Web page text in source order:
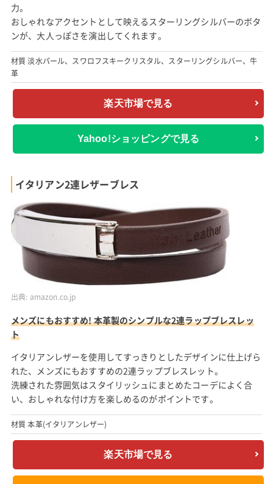
力。
おしゃれなアクセントとして映えるスターリングシルバーのボタ
ンが、大人っぽさを演出してくれます。
材質 淡水パール、スワロフスキークリスタル、スターリングシルバー、牛
革
楽天市場で見る
Yahoo!ショッピングで見る
イタリアン2連レザーブレス
出典: amazon.co.jp
メンズにもおすすめ! 本革製のシンプルな2連ラップブレスレッ
ト
イタリアンレザーを使用してすっきりとしたデザインに仕上げら
れた、メンズにもおすすめの2連ラップブレスレット。
洗練された雰囲気はスタイリッシュにまとめたコーデによく合
い、おしゃれな付け方を楽しめるのがポイントです。
材質 本革(イタリアンレザー)
楽天市場で見る